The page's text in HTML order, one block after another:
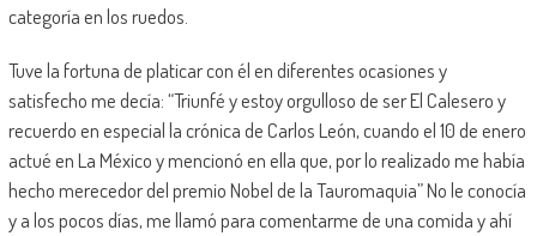
categoría en los ruedos.
Tuve la fortuna de platicar con él en diferentes ocasiones y
satisfecho me decía: “Triunfé y estoy orgulloso de ser El Calesero y
recuerdo en especial la crónica de Carlos León, cuando el 10 de enero
actué en La México y mencionó en ella que, por lo realizado me había
hecho merecedor del premio Nobel de la Tauromaquia” No le conocía
y a los pocos días, me llamó para comentarme de una comida y ahí